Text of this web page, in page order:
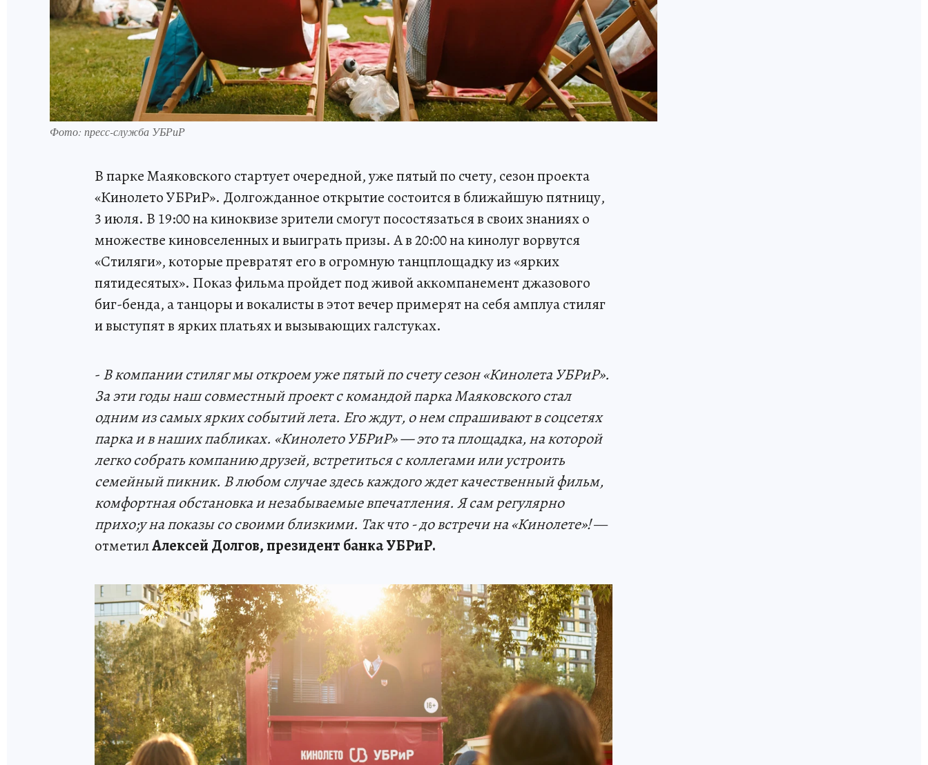
Фото: пресс-служба УБРиР
В парке Маяковского стартует очередной, уже пятый по счету, сезон проекта
«Кинолето УБРиР». Долгожданное открытие состоится в ближайшую пятницу,
3 июля. В 19:00 на киноквизе зрители смогут посостязаться в своих знаниях о
множестве киновселенных и выиграть призы. А в 20:00 на кинолуг ворвутся
«Стиляги», которые превратят его в огромную танцплощадку из «ярких
пятидесятых». Показ фильма пройдет под живой аккомпанемент джазового
биг-бенда, а танцоры и вокалисты в этот вечер примерят на себя амплуа стиляг
и выступят в ярких платьях и вызывающих галстуках.
- В компании стиляг мы откроем уже пятый по счету сезон «Кинолета УБРиР».
За эти годы наш совместный проект с командой парка Маяковского стал
одним из самых ярких событий лета. Его ждут, о нем спрашивают в соцсетях
парка и в наших пабликах. «Кинолето УБРиР»— это та площадка, на которой
легко собрать компанию друзей, встретиться с коллегами или устроить
семейный пикник. В любом случае здесь каждого ждет качественный фильм,
комфортная обстановка и незабываемые впечатления. Я сам регулярно
прихо;у на показы со своими близкими. Так что - до встречи на «Кинолете»!—
отметилАлексей Долгов, президент банка УБРиР.